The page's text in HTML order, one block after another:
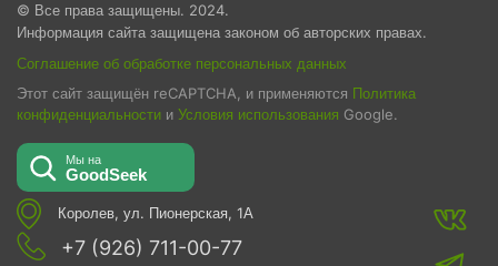
© Все права защищены. 2024.
Информация сайта защищена законом об авторских правах.
Соглашение об обработке персональных данных
Этот сайт защищён reCAPTCHA, и применяются Политика
конфиденциальности и Условия использования Google.
Королев, ул. Пионерская, 1А
+7 (926) 711-00-77